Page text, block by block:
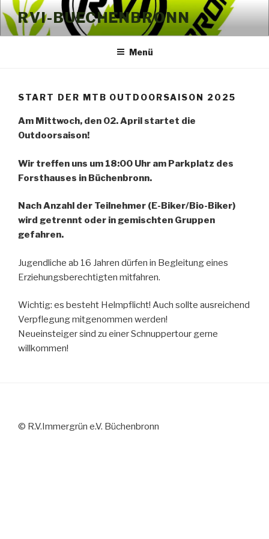
Zum
Inhalt
springen
RVI-BUECHENBRONN
Menü
START DER MTB OUTDOORSAISON 2025
Am Mittwoch, den 02. April startet die
Outdoorsaison!
Wir treffen uns um 18:00 Uhr am Parkplatz des
Forsthauses in Büchenbronn.
Nach Anzahl der Teilnehmer (E-Biker/Bio-Biker)
wird getrennt oder in gemischten Gruppen
gefahren.
Jugendliche ab 16 Jahren dürfen in Begleitung eines
Erziehungsberechtigten mitfahren.
Wichtig: es besteht Helmpflicht! Auch sollte ausreichend
Verpflegung mitgenommen werden!
Neueinsteiger sind zu einer Schnuppertour gerne
willkommen!
© R.V.Immergrün e.V. Büchenbronn